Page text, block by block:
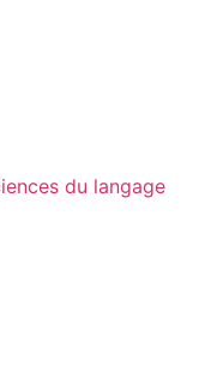
du langage